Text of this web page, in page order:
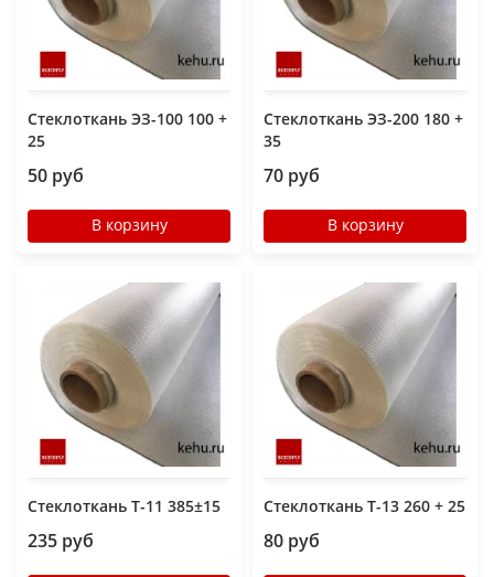
Стеклоткань ЭЗ-100 100 +
25
50 руб
В корзину
Стеклоткань ЭЗ-200 180 +
35
70 руб
В корзину
Стеклоткань Т-11 385±15
235 руб
Стеклоткань Т-13 260 + 25
80 руб